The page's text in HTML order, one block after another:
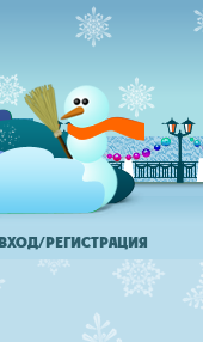
ВХОД/РЕГИСТРАЦИЯ